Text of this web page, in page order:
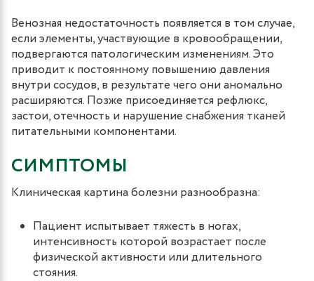
Венозная недостаточность появляется в том случае,
если элементы, участвующие в кровообращении,
подвергаются патологическим изменениям. Это
приводит к постоянному повышению давления
внутри сосудов, в результате чего они аномально
расширяются. Позже присоединяется рефлюкс,
застои, отечность и нарушение снабжения тканей
питательными компонентами.
СИМПТОМЫ
Клиническая картина болезни разнообразна:
Пациент испытывает тяжесть в ногах,
интенсивность которой возрастает после
физической активности или длительного
стояния.